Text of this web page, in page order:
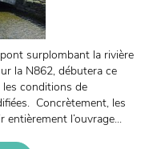
surplombant la rivière
la N862, débutera ce
conditions de
Concrètement, les
l’ouvrage...